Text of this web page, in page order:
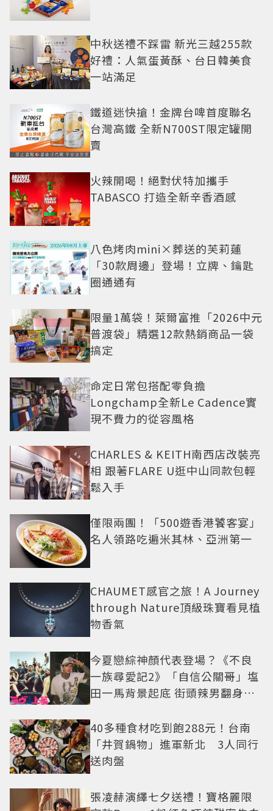
中秋送禮不踩雷 新光三越255款
好禮：人氣蛋黃酥、台日韓美食
一站滿足
鐵道迷快搶！金牌台啤首度聯名
台灣高鐵 全新N700ST限定罐開
賣
火辣開喝！絕對伏特加攜手
TABASCO 打造全新辛香酒感
八色烤肉mini×葬送的芙莉蓮
「30款周邊」登場！立牌、鑰匙
圈通通有
限量1萬袋！萊爾富推「2026中元
普渡袋」精選12款熱銷商品一袋
搞定
命定日常包搭配零負擔
Longchamp全新Le Cadence實
現不費力的從容風格
CHARLES & KEITH南西店改裝亮
相 跟著FLARE U逛中山同款包輕
鬆入手
僅限兩團！「500遊香港饕客宴」
名人領路吃遍米其林、亞洲第一
CHAUMET感官之旅！A Journey
through Nature頂級珠寶看見植
物香氣
今夏戀綜神顏代表登場？《不良
一族尋愛記2》「自信公關哥」塩
田一馬背景起底 街頭辣男翻身當
40多種食材吃到飽288元！台南
「井賀鍋物」進軍新北 3人同行
送肉盤
張凌赫演繹七夕送禮！寶格麗限